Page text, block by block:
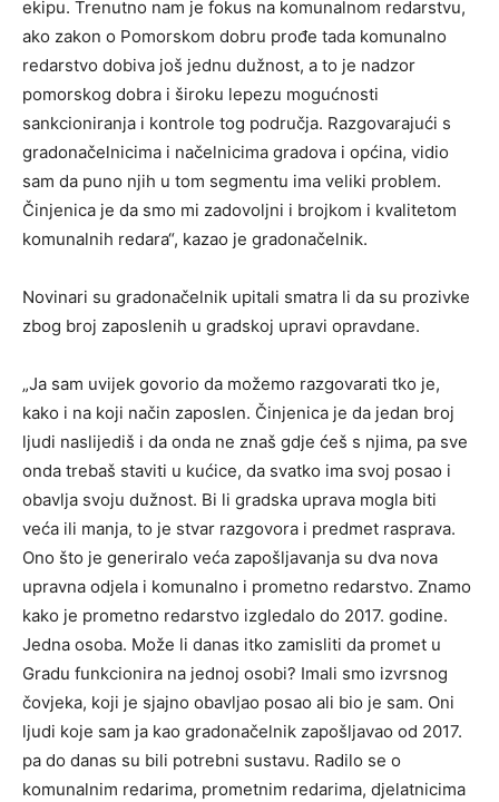
ekipu. Trenutno nam je fokus na komunalnom redarstvu,
ako zakon o Pomorskom dobru prođe tada komunalno
redarstvo dobiva još jednu dužnost, a to je nadzor
pomorskog dobra i široku lepezu mogućnosti
sankcioniranja i kontrole tog područja. Razgovarajući s
gradonačelnicima i načelnicima gradova i općina, vidio
sam da puno njih u tom segmentu ima veliki problem.
Činjenica je da smo mi zadovoljni i brojkom i kvalitetom
komunalnih redara“, kazao je gradonačelnik.
Novinari su gradonačelnik upitali smatra li da su prozivke
zbog broj zaposlenih u gradskoj upravi opravdane.
„Ja sam uvijek govorio da možemo razgovarati tko je,
kako i na koji način zaposlen. Činjenica je da jedan broj
ljudi naslijediš i da onda ne znaš gdje ćeš s njima, pa sve
onda trebaš staviti u kućice, da svatko ima svoj posao i
obavlja svoju dužnost. Bi li gradska uprava mogla biti
veća ili manja, to je stvar razgovora i predmet rasprava.
Ono što je generiralo veća zapošljavanja su dva nova
upravna odjela i komunalno i prometno redarstvo. Znamo
kako je prometno redarstvo izgledalo do 2017. godine.
Jedna osoba. Može li danas itko zamisliti da promet u
Gradu funkcionira na jednoj osobi? Imali smo izvrsnog
čovjeka, koji je sjajno obavljao posao ali bio je sam. Oni
ljudi koje sam ja kao gradonačelnik zapošljavao od 2017.
pa do danas su bili potrebni sustavu. Radilo se o
komunalnim redarima, prometnim redarima, djelatnicima